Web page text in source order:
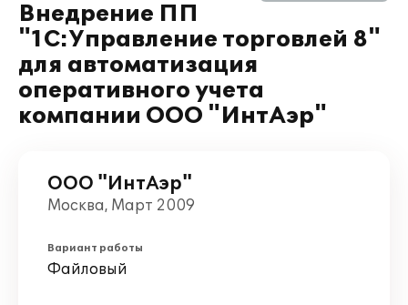
Внедрение ПП
"1С:Управление торговлей 8"
для автоматизация
оперативного учета
компании ООО "ИнтАэр"
ООО "ИнтАэр"
Москва, Март 2009
Вариант работы
Файловый